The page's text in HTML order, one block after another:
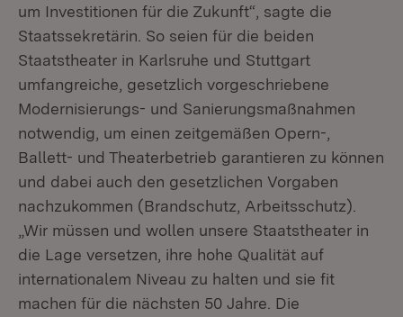
um Investitionen für die Zukunft“, sagte die
Staatssekretärin. So seien für die beiden
Staatstheater in Karlsruhe und Stuttgart
umfangreiche, gesetzlich vorgeschriebene
Modernisierungs- und Sanierungsmaßnahmen
notwendig, um einen zeitgemäßen Opern-,
Ballett- und Theaterbetrieb garantieren zu können
und dabei auch den gesetzlichen Vorgaben
nachzukommen (Brandschutz, Arbeitsschutz).
„Wir müssen und wollen unsere Staatstheater in
die Lage versetzen, ihre hohe Qualität auf
internationalem Niveau zu halten und sie fit
machen für die nächsten 50 Jahre. Die